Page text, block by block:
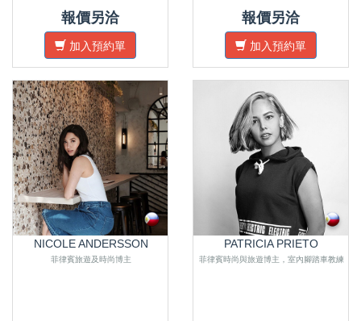
報價另洽
加入預約單
報價另洽
加入預約單
NICOLE ANDERSSON
菲律賓旅遊及時尚博主
PATRICIA PRIETO
菲律賓時尚與旅遊博主，室內腳踏車教練